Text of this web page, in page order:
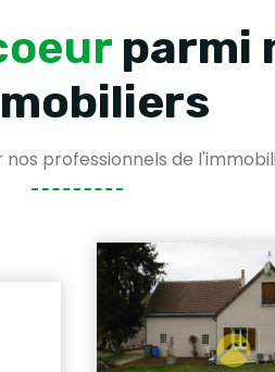
parmi
professionnels de